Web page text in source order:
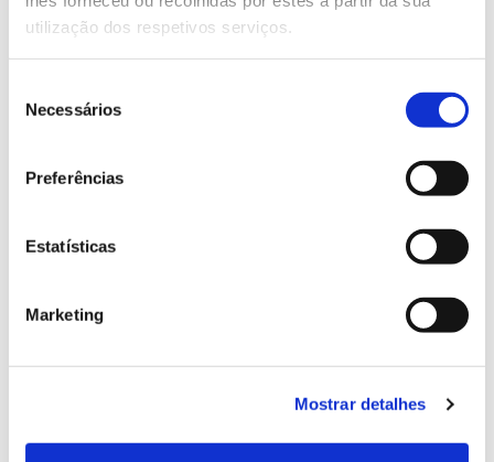
utilização dos respetivos serviços.
Necessários
Preferências
Estatísticas
Marketing
Mostrar detalhes
Genoma do priolo e de outras espécies em risco:
conhecer para conservar
02.07.2026
cidadãos chamados a ajudar
Natureza e florestas procuram jovens voluntários